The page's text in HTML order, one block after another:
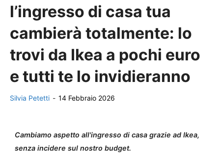
l’ingresso di casa tua
cambierà totalmente: lo
trovi da Ikea a pochi euro
e tutti te lo invidieranno
Silvia Petetti - 14 Febbraio 2026
Cambiamo aspetto all'ingresso di casa grazie ad Ikea,
senza incidere sul nostro budget.